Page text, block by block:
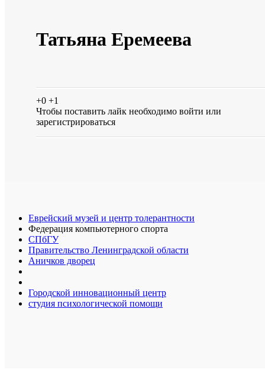
Татьяна Еремеева
+0 +1
Чтобы поставить лайк необходимо войти или
зарегистрироваться
Еврейский музей и центр толерантности
Федерация компьютерного спорта
СПбГУ
Правительство Ленинградской области
Аничков дворец
Городской инновационный центр
студия психологической помощи